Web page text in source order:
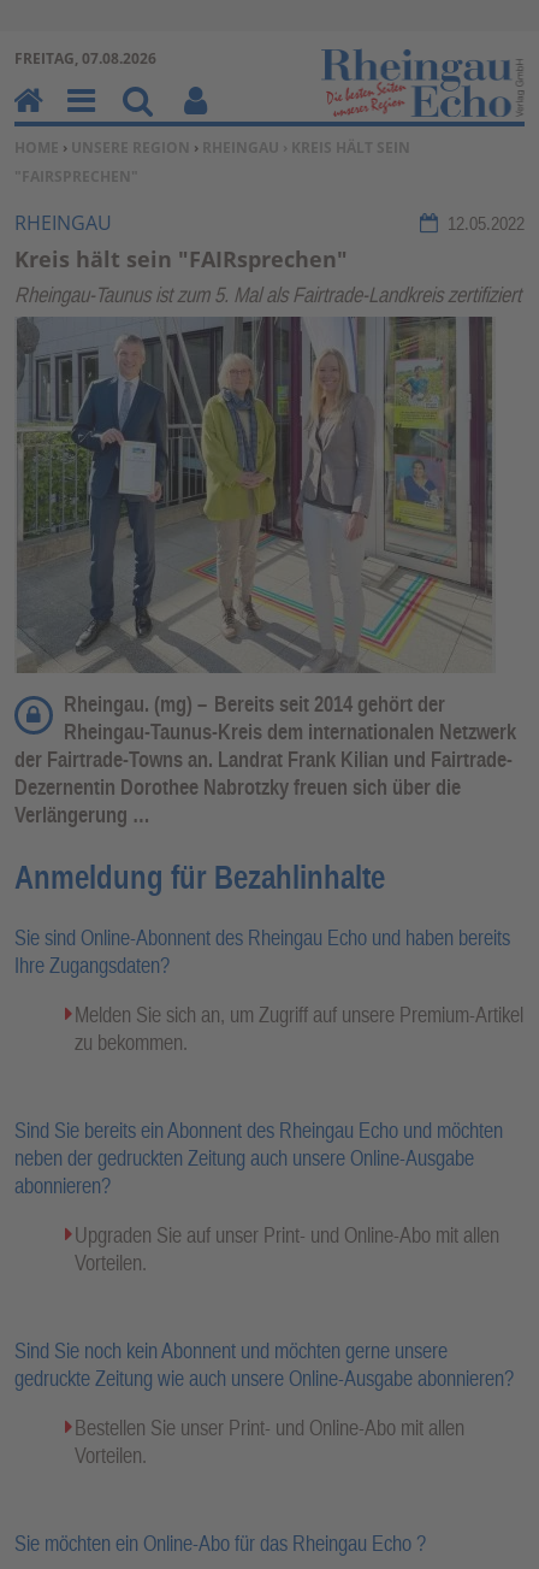
Zum Inhalt springen ↓
FREITAG, 07.08.2026
SIE BEFINDEN SICH HIER:
HOME › UNSERE REGION › RHEINGAU › KREIS HÄLT SEIN
"FAIRSPRECHEN"
RHEINGAU 12.05.2022
Kreis hält sein "FAIRsprechen"
Rheingau-Taunus ist zum 5. Mal als Fairtrade-Landkreis zertifiziert
Rheingau. (mg) – Bereits seit 2014 gehört der
Rheingau-Taunus-Kreis dem internationalen Netzwerk
der Fairtrade-Towns an. Landrat Frank Kilian und Fairtrade-
Dezernentin Dorothee Nabrotzky freuen sich über die
Verlängerung …
Anmeldung für Bezahlinhalte
Sie sind Online-Abonnent des Rheingau Echo und haben bereits
Ihre Zugangsdaten?
Melden Sie sich an, um Zugriff auf unsere Premium-Artikel
zu bekommen.
Sind Sie bereits ein Abonnent des Rheingau Echo und möchten
neben der gedruckten Zeitung auch unsere Online-Ausgabe
abonnieren?
Upgraden Sie auf unser Print- und Online-Abo mit allen
Vorteilen.
Sind Sie noch kein Abonnent und möchten gerne unsere
gedruckte Zeitung wie auch unsere Online-Ausgabe abonnieren?
Bestellen Sie unser Print- und Online-Abo mit allen
Vorteilen.
Sie möchten ein Online-Abo für das Rheingau Echo ?
H
o
m
e
M
en
u
Su
ch
en
Be
nu
un
kti
on
en